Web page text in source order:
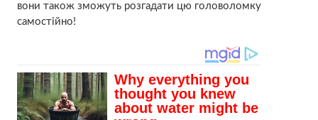
вони також зможуть розгадати цю головоломку
самостійно!